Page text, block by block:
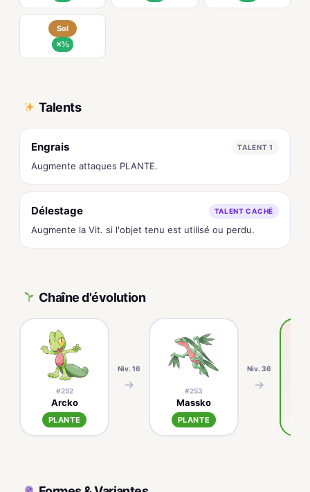
Sol
×½
Talents
Engrais TALENT 1
Augmente attaques PLANTE.
Délestage TALENT CACHÉ
Augmente la Vit. si l'objet tenu est utilisé ou perdu.
Chaîne d'évolution
#252
Arcko
PLANTE
Niv. 16
→ #253
Massko
PLANTE
Niv. 36
→